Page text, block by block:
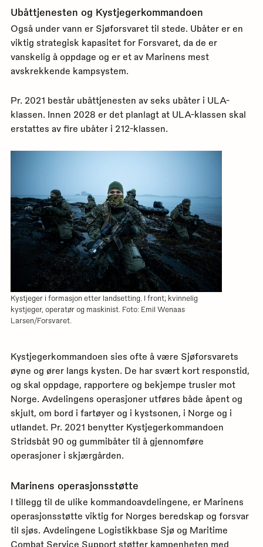
Ubåttjenesten og Kystjegerkommandoen
Også under vann er Sjøforsvaret til stede. Ubåter er en
viktig strategisk kapasitet for Forsvaret, da de er
vanskelig å oppdage og er et av Marinens mest
avskrekkende kampsystem.
Pr. 2021 består ubåttjenesten av seks ubåter i ULA-
klassen. Innen 2028 er det planlagt at ULA-klassen skal
erstattes av fire ubåter i 212-klassen.
Kystjeger i formasjon etter landsetting. I front; kvinnelig
kystjeger, operatør og maskinist. Foto: Emil Wenaas
Larsen/Forsvaret.
Kystjegerkommandoen sies ofte å være Sjøforsvarets
øyne og ører langs kysten. De har svært kort responstid,
og skal oppdage, rapportere og bekjempe trusler mot
Norge. Avdelingens operasjoner utføres både åpent og
skjult, om bord i fartøyer og i kystsonen, i Norge og i
utlandet. Pr. 2021 benytter Kystjegerkommandoen
Stridsbåt 90 og gummibåter til å gjennomføre
operasjoner i skjærgården.
Marinens operasjonsstøtte
I tillegg til de ulike kommandoavdelingene, er Marinens
operasjonsstøtte viktig for Norges beredskap og forsvar
til sjøs. Avdelingene Logistikkbase Sjø og Maritime
Combat Service Support støtter kampenheten med